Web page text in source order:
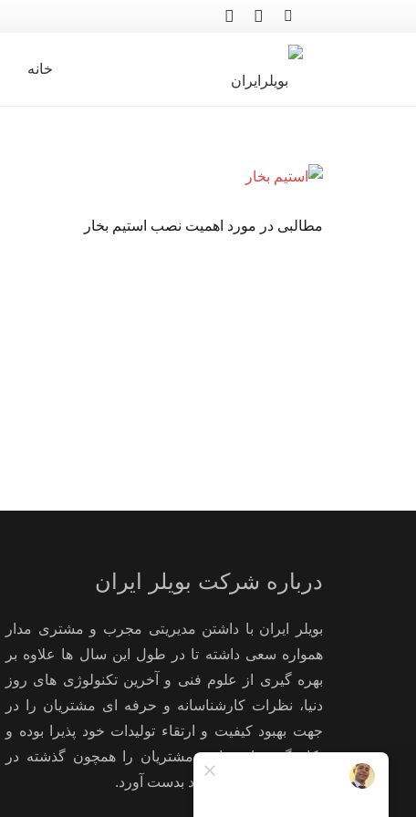
خانه
مطالبی در مورد اهمیت نصب استیم بخار
درباره شرکت بویلر ایران
بویلر ایران با داشتن مدیریتی مجرب و مشتری مدار
همواره سعی داشته تا در طول این سال ها علاوه بر
بهره گیری از علوم فنی و آخرین تکنولوژی های روز
دنیا، نظرات کارشناسانه و حرفه ای مشتریان را در
جهت بهبود کیفیت و ارتقاء تولیدات خود پذیرا بوده و
بکار گیرد تا رضایت مشتریان را همچون گذشته در
استفاده از تولیدات خود بدست آورد.